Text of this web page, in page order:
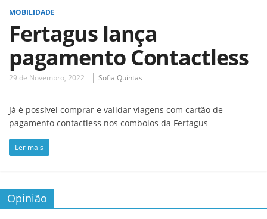
MOBILIDADE
Fertagus lança
pagamento Contactless
29 de Novembro, 2022 Sofia Quintas
Já é possível comprar e validar viagens com cartão de
pagamento contactless nos comboios da Fertagus
Ler mais
Opinião